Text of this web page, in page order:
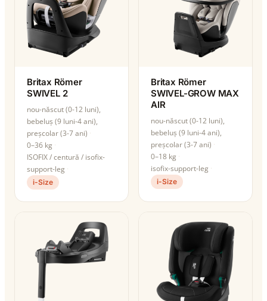
Britax Römer
SWIVEL 2
nou-născut (0-12 luni),
bebeluș (9 luni-4 ani),
preșcolar (3-7 ani)
0–36 kg
ISOFIX / centură / isofix-
support-leg
i-Size
Britax Römer
SWIVEL-GROW MAX
AIR
nou-născut (0-12 luni),
bebeluș (9 luni-4 ani),
preșcolar (3-7 ani)
0–18 kg
isofix-support-leg
i-Size